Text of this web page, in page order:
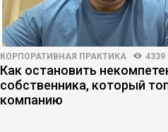
КОРПОРАТИВНАЯ ПРАКТИКА 4339
Как остановить
собственника, который
компанию